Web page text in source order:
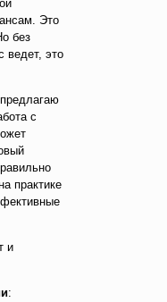
Это
без
ведет, это
с
практике
и
: